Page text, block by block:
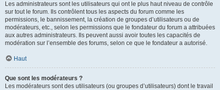
Les administrateurs sont les utilisateurs qui ont le plus haut niveau de contrôle
sur tout le forum. Ils contrôlent tous les aspects du forum comme les
permissions, le bannissement, la création de groupes d’utilisateurs ou de
modérateurs, etc., selon les permissions que le fondateur du forum a attribuées
aux autres administrateurs. Ils peuvent aussi avoir toutes les capacités de
modération sur l’ensemble des forums, selon ce que le fondateur a autorisé.
Haut
Que sont les modérateurs ?
Les modérateurs sont des utilisateurs (ou groupes d’utilisateurs) dont le travail